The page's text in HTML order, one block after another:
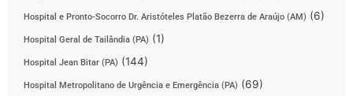
Hospital e Pronto-Socorro Dr. Aristóteles Platão Bezerra de Araújo (AM) (6)
Hospital Geral de Tailândia (PA) (1)
Hospital Jean Bitar (PA) (144)
Hospital Metropolitano de Urgência e Emergência (PA) (69)